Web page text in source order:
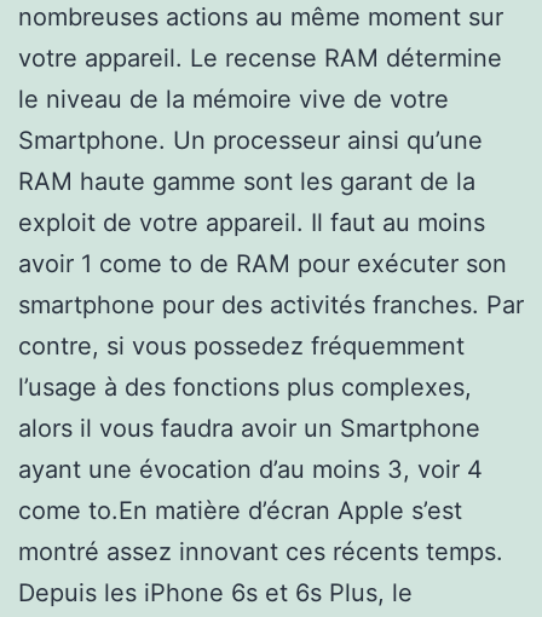
nombreuses actions au même moment sur
votre appareil. Le recense RAM détermine
le niveau de la mémoire vive de votre
Smartphone. Un processeur ainsi qu’une
RAM haute gamme sont les garant de la
exploit de votre appareil. Il faut au moins
avoir 1 come to de RAM pour exécuter son
smartphone pour des activités franches. Par
contre, si vous possedez fréquemment
l’usage à des fonctions plus complexes,
alors il vous faudra avoir un Smartphone
ayant une évocation d’au moins 3, voir 4
come to.En matière d’écran Apple s’est
montré assez innovant ces récents temps.
Depuis les iPhone 6s et 6s Plus, le